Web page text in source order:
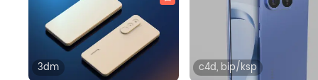
3dm c4d, bip/ksp